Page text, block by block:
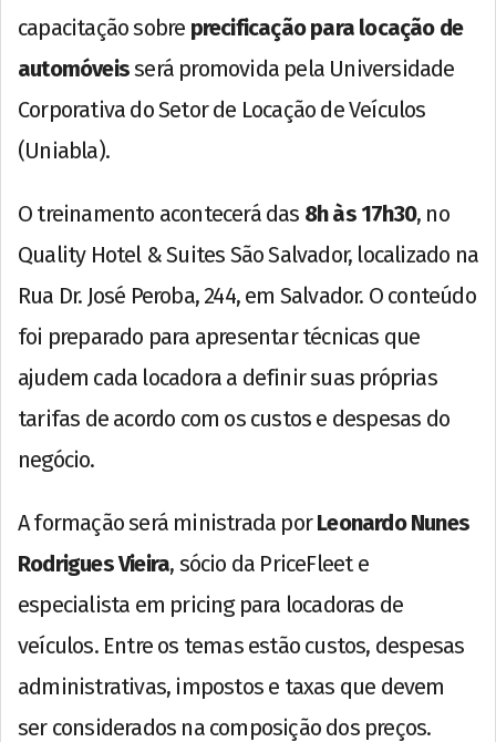
capacitação sobre precificação para locação de
automóveisserá promovida pela Universidade
Corporativa do Setor de Locação de Veículos
(Uniabla).
O treinamento acontecerá das 8h às 17h30, no
Quality Hotel & Suites São Salvador, localizado na
Rua Dr. José Peroba, 244, em Salvador. O conteúdo
foi preparado para apresentar técnicas que
ajudem cada locadora a definir suas próprias
tarifas de acordo com os custos e despesas do
negócio.
A formação será ministrada porLeonardo Nunes
Rodrigues Vieira, sócio da PriceFleet e
especialista em pricing para locadoras de
veículos. Entre os temas estão custos, despesas
administrativas, impostos e taxas que devem
ser considerados na composição dos preços.